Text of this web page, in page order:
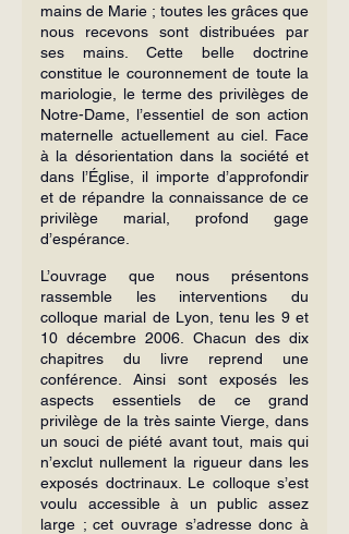
mains de Marie ; toutes les grâces que
nous recevons sont distribuées par
ses mains. Cette belle doctrine
constitue le couronnement de toute la
mariologie, le terme des privilèges de
Notre-Dame, l’essentiel de son action
maternelle actuellement au ciel. Face
à la désorientation dans la société et
dans l’Église, il importe d’approfondir
et de répandre la connaissance de ce
privilège marial, profond gage
d’espérance.
L’ouvrage que nous présentons
rassemble les interventions du
colloque marial de Lyon, tenu les 9 et
10 décembre 2006. Chacun des dix
chapitres du livre reprend une
conférence. Ainsi sont exposés les
aspects essentiels de ce grand
privilège de la très sainte Vierge, dans
un souci de piété avant tout, mais qui
n’exclut nullement la rigueur dans les
exposés doctrinaux. Le colloque s’est
voulu acces­sible à un public assez
large ; cet ouvrage s’adresse donc à